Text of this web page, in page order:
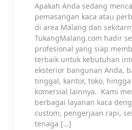
Apakah Anda sedang
pemasangan kaca atau
di area Malang dan
TukangMalang.com hadir
profesional yang siap
terbaik untuk kebutuhan
eksterior bangunan Anda,
tinggal, kantor, toko,
komersial lainnya. Kami
berbagai layanan kaca
custom, pengerjaan rapi,
tenaga […]